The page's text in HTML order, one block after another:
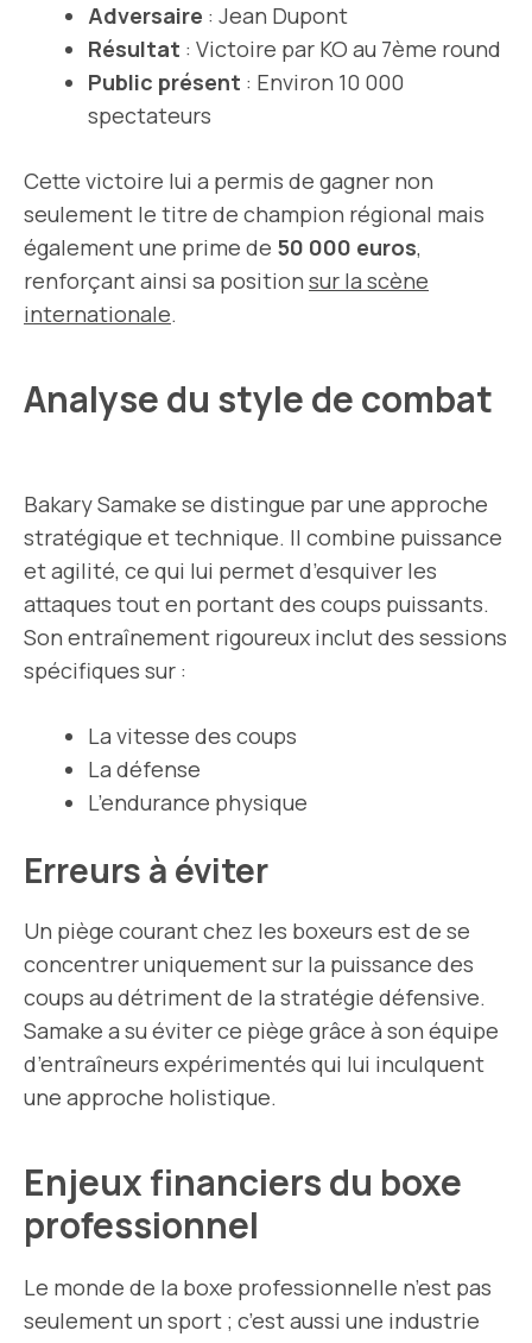
Adversaire : Jean Dupont
Résultat : Victoire par KO au 7ème round
Public présent : Environ 10 000
spectateurs
Cette victoire lui a permis de gagner non
seulement le titre de champion régional mais
également une prime de 50 000 euros,
renforçant ainsi sa position sur la scène
internationale.
Analyse du style de combat
Bakary Samake se distingue par une approche
stratégique et technique. Il combine puissance
et agilité, ce qui lui permet d’esquiver les
attaques tout en portant des coups puissants.
Son entraînement rigoureux inclut des sessions
spécifiques sur :
La vitesse des coups
La défense
L’endurance physique
Erreurs à éviter
Un piège courant chez les boxeurs est de se
concentrer uniquement sur la puissance des
coups au détriment de la stratégie défensive.
Samake a su éviter ce piège grâce à son équipe
d’entraîneurs expérimentés qui lui inculquent
une approche holistique.
Enjeux financiers du boxe
professionnel
Le monde de la boxe professionnelle n’est pas
seulement un sport ; c’est aussi une industrie